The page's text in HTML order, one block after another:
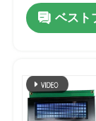
プロダクト
ベスト